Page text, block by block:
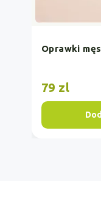
Oprawki
79 zl